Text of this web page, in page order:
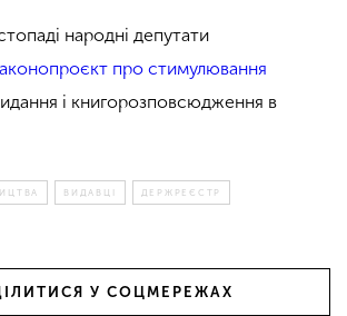
народні депутати
про стимулювання
і книгорозповсюдження в
ВИДАВЦІ ДЕРЖРЕЄСТР
У СОЦМЕРЕЖАХ